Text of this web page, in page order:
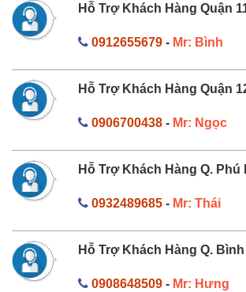
Hỗ Trợ Khách Hàng Quận
0912655679- Mr: Bình
Hỗ Trợ Khách Hàng Quận
0906700438- Mr: Ngọc
Hỗ Trợ Khách Hàng Q. Phú
0932489685- Mr: Thái
Hỗ Trợ Khách Hàng Q.
0908648509- Mr: Hưng